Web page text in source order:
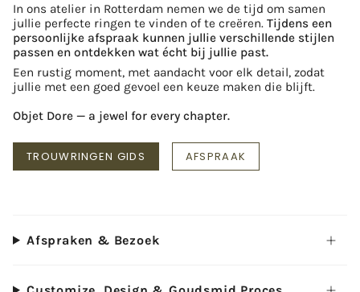
In ons atelier in Rotterdam nemen we de tijd om samen
jullie perfecte ringen te vinden of te creëren. Tijdens een
persoonlijke afspraak kunnen jullie verschillende stijlen
passen en ontdekken wat écht bij jullie past.
Een rustig moment, met aandacht voor elk detail, zodat
jullie met een goed gevoel een keuze maken die blijft.
Objet Dore — a jewel for every chapter.
TROUWRINGEN GIDS AFSPRAAK
Afspraken & Bezoek